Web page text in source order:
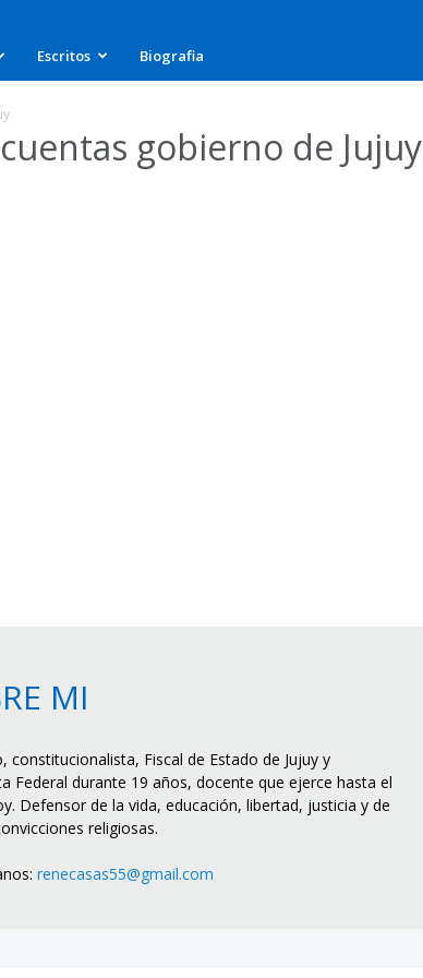
Escritos Biografia
gobierno de Jujuy
MI
constitucionalista, Fiscal de Estado de Jujuy y
Federal durante 19 años, docente que ejerce hasta el
Defensor de la vida, educación, libertad, justicia y de
religiosas.
renecasas55@gmail.com